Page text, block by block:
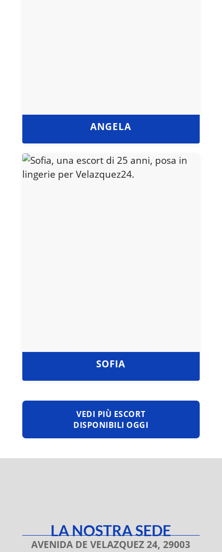
ANGELA
SOFIA
VEDI PIÙ ESCORT
DISPONIBILI OGGI
LA NOSTRA SEDE
AVENIDA DE VELAZQUEZ 24, 29003